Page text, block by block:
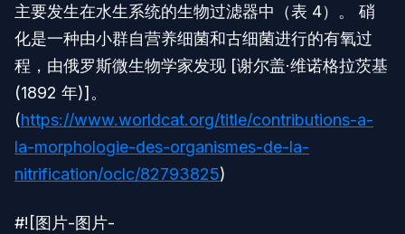
主要发生在水生系统的生物过滤器中（表 4）。 硝
化是一种由小群自营养细菌和古细菌进行的有氧过
程，由俄罗斯微生物学家发现 [谢尔盖·维诺格拉茨基
(1892 年)]。
(https://www.worldcat.org/title/contributions-a-
la-morphologie-des-organismes-de-la-
nitrification/oclc/82793825)
#![图片-图片-